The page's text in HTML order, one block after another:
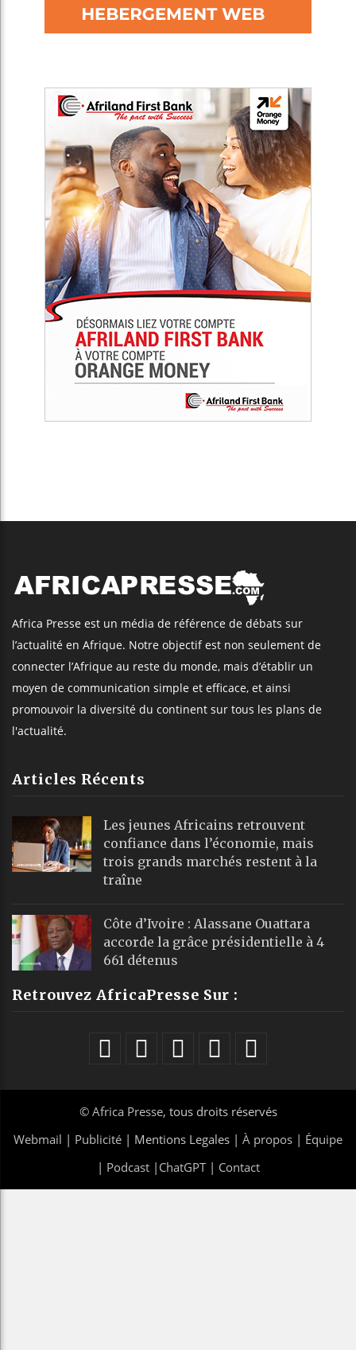
Africa Presse est un média de référence de débats sur
l’actualité en Afrique. Notre objectif est non seulement de
connecter l’Afrique au reste du monde, mais d’établir un
moyen de communication simple et efficace, et ainsi
promouvoir la diversité du continent sur tous les plans de
l'actualité.
Articles Récents
Les jeunes Africains retrouvent
confiance dans l’économie, mais
trois grands marchés restent à la
traîne
Côte d’Ivoire : Alassane Ouattara
accorde la grâce présidentielle à 4
661 détenus
Retrouvez AfricaPresse Sur :
© Africa Presse, tous droits réservés
Webmail | Publicité | Mentions Legales | À propos | Équipe
| Podcast| ChatGPT| Contact